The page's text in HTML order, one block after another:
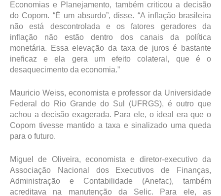
Economias e Planejamento, também criticou a decisão
do Copom. “É um absurdo”, disse. “A inflação brasileira
não está descontrolada e os fatores geradores da
inflação não estão dentro dos canais da política
monetária. Essa elevação da taxa de juros é bastante
ineficaz e ela gera um efeito colateral, que é o
desaquecimento da economia.”
Mauricio Weiss, economista e professor da Universidade
Federal do Rio Grande do Sul (UFRGS), é outro que
achou a decisão exagerada. Para ele, o ideal era que o
Copom tivesse mantido a taxa e sinalizado uma queda
para o futuro.
Miguel de Oliveira, economista e diretor-executivo da
Associação Nacional dos Executivos de Finanças,
Administração e Contabilidade (Anefac), também
acreditava na manutenção da Selic. Para ele, as